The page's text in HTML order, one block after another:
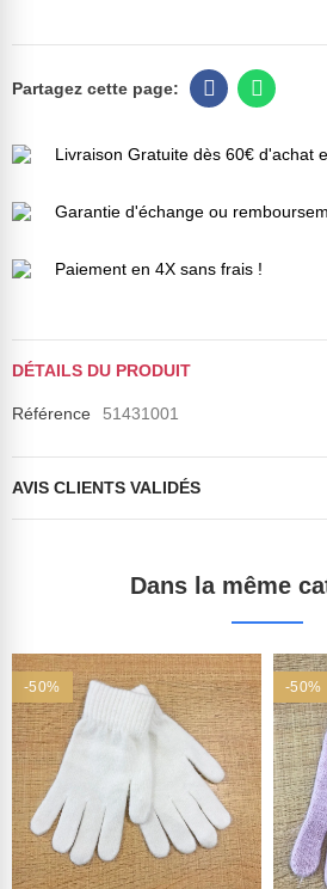
Livraison Gratuite dès 60€ d'achat
Garantie d'échange ou
Paiement en 4X sans frais !
DÉTAILS DU PRODUIT
Référence 51431001
AVIS CLIENTS VALIDÉS
Dans la même
-50% -50%